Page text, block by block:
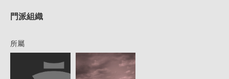
門派組織
所屬